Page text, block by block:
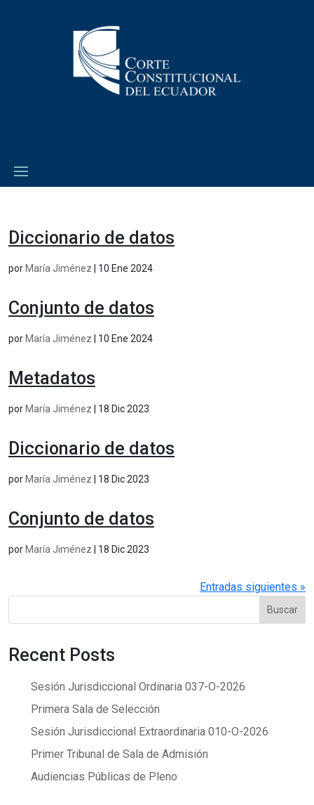
Diccionario de datos
por María Jiménez 10 Ene 2024
Conjunto de datos
por María Jiménez 10 Ene 2024
Metadatos
por María Jiménez 18 Dic 2023
Diccionario de datos
por María Jiménez 18 Dic 2023
Conjunto de datos
por María Jiménez 18 Dic 2023
Entradas siguientes »
Buscar
Recent Posts
Sesión Jurisdiccional Ordinaria 037-O-2026
Primera Sala de Selección
Sesión Jurisdiccional Extraordinaria 010-O-2026
Primer Tribunal de Sala de Admisión
Audiencias Públicas de Pleno